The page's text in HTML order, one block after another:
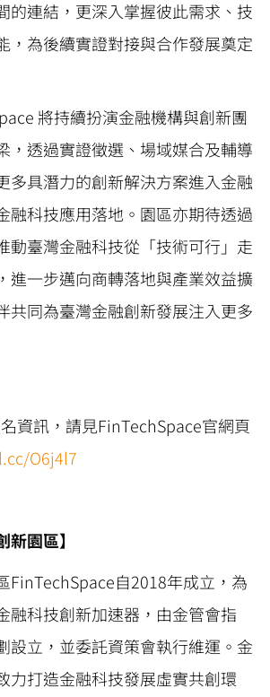
的連結，更深入掌握彼此需求、技
，為後續實證對接與合作發展奠定
將持續扮演金融機構與創新團
，透過實證徵選、場域媒合及輔導
多具潛力的創新解決方案進入金融
融科技應用落地。園區亦期待透過
動臺灣金融科技從「技術可行」走
進一步邁向商轉落地與產業效益擴
共同為臺灣金融創新發展注入更多
資訊，請見FinTechSpace官網頁
O6j4l7
新園區】
FinTechSpace自2018年成立，為
融科技創新加速器，由金管會指
設立，並委託資策會執行維運。金
力打造金融科技發展虛實共創環